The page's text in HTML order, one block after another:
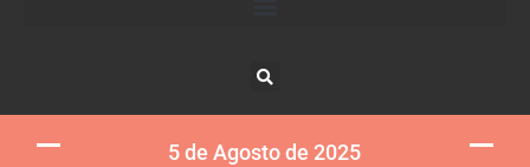
5 de Agosto de 2025